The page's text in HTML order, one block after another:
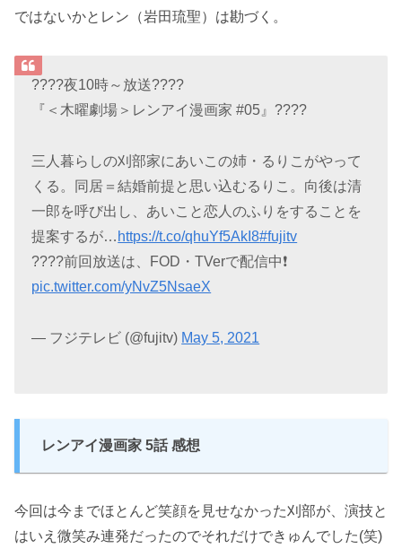
ではないかとレン（岩田琉聖）は勘づく。
????夜10時～放送????
『＜木曜劇場＞レンアイ漫画家 #05』????
三人暮らしの刈部家にあいこの姉・るりこがやって
くる。同居＝結婚前提と思い込むるりこ。向後は清
一郎を呼び出し、あいこと恋人のふりをすることを
提案するが… https://t.co/qhuYf5AkI8#fujitv
????前回放送は、FOD・TVerで配信中❗️
pic.twitter.com/yNvZ5NsaeX
— フジテレビ (@fujitv) May 5, 2021
レンアイ漫画家 5話 感想
今回は今までほとんど笑顔を見せなかった刈部が、演技と
はいえ微笑み連発だったのでそれだけできゅんでした(笑)